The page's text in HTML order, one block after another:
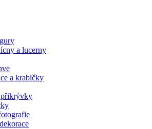
a lucerny
a krabičky
přikrývky